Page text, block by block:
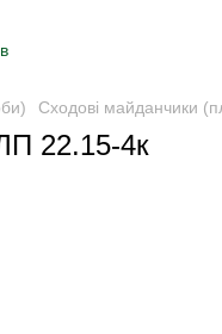
Сходові майданчики
22.15-4к